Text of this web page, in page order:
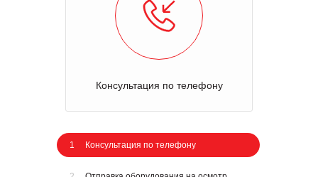
Отправка оборудования на осмотр
1 Консультация по телефону
У вас остались вопросы?
ЗАДАТЬ ВОПРОС